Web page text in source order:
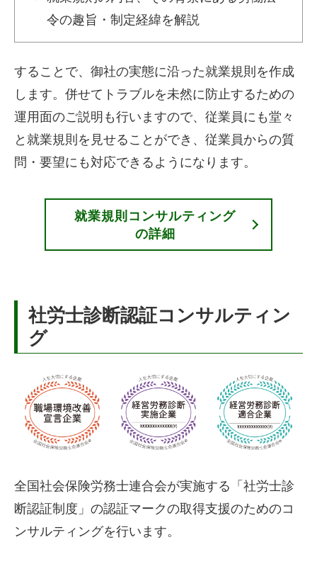
令の趣旨・制定経緯を解説
することで、御社の実態に沿った就業規則を作成
します。併せてトラブルを未然に防止するための
運用面のご説明も行いますので、従業員にも堂々
と就業規則を見せることができ、従業員からの質
問・要望にも対応できるようになります。
就業規則コンサルティング
の詳細
社労士診断認証コンサルティン
グ
全国社会保険労務士連合会が実施する「社労士診
断認証制度」の認証マークの取得支援のためのコ
ンサルティングを行います。